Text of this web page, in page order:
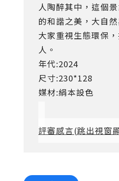
人陶醉其中，這個
的和諧之美，大自
大家重視生態環保
人。
年代:2024
尺寸:230*128
媒材:絹本設色
評審感言(跳出視窗